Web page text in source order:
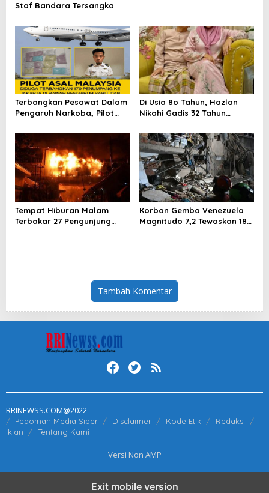
Staf Bandara Tersangka
Terbangkan Pesawat Dalam
Pengaruh Narkoba, Pilot
Cadangan
Di Usia 8o Tahun, Hazlan
Nikahi Gadis 32 Tahun
Tempat Hiburan Malam
Terbakar 27 Pengunjung
Korban Gemba Venezuela
Magnitudo 7,2 Tewaskan 188
Tambah Komentar
RRINEWSS.COM@2022
Pedoman Media Siber Disclaimer Kode Etik
Redaksi
Iklan
Tentang Kami
Versi Non AMP
Exit mobile version